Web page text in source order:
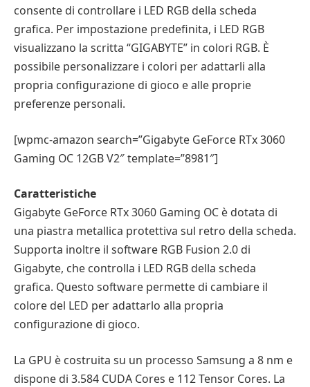
consente di controllare i LED RGB della scheda
grafica. Per impostazione predefinita, i LED RGB
visualizzano la scritta “GIGABYTE” in colori RGB. È
possibile personalizzare i colori per adattarli alla
propria configurazione di gioco e alle proprie
preferenze personali.
[wpmc-amazon search=”Gigabyte GeForce RTx 3060
Gaming OC 12GB V2″ template=”8981″]
Caratteristiche
Gigabyte GeForce RTx 3060 Gaming OC è dotata di
una piastra metallica protettiva sul retro della scheda.
Supporta inoltre il software RGB Fusion 2.0 di
Gigabyte, che controlla i LED RGB della scheda
grafica. Questo software permette di cambiare il
colore del LED per adattarlo alla propria
configurazione di gioco.
La GPU è costruita su un processo Samsung a 8 nm e
dispone di 3.584 CUDA Cores e 112 Tensor Cores. La